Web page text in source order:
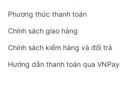
Phương thức thanh toán
Chính sách giao hàng
Chính sách kiểm hàng và đổi trả
Hướng dẫn thanh toán qua VNPay